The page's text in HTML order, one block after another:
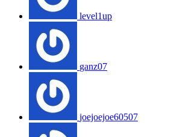
level1up
ganz07
joejoejoe60507